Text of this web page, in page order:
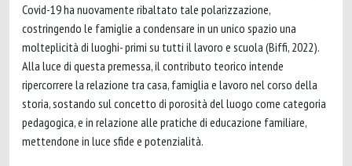
Covid-19 ha nuovamente ribaltato tale polarizzazione,
costringendo le famiglie a condensare in un unico spazio una
molteplicità di luoghi- primi su tutti il lavoro e scuola (Biffi, 2022).
Alla luce di questa premessa, il contributo teorico intende
ripercorrere la relazione tra casa, famiglia e lavoro nel corso della
storia, sostando sul concetto di porosità del luogo come categoria
pedagogica, e in relazione alle pratiche di educazione familiare,
mettendone in luce sfide e potenzialità.